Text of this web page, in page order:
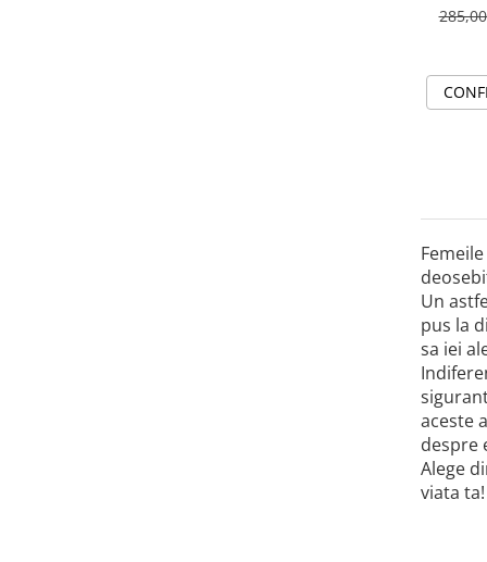
Un
pus la
sa iei
aceste
despre
Alege
viata ta!